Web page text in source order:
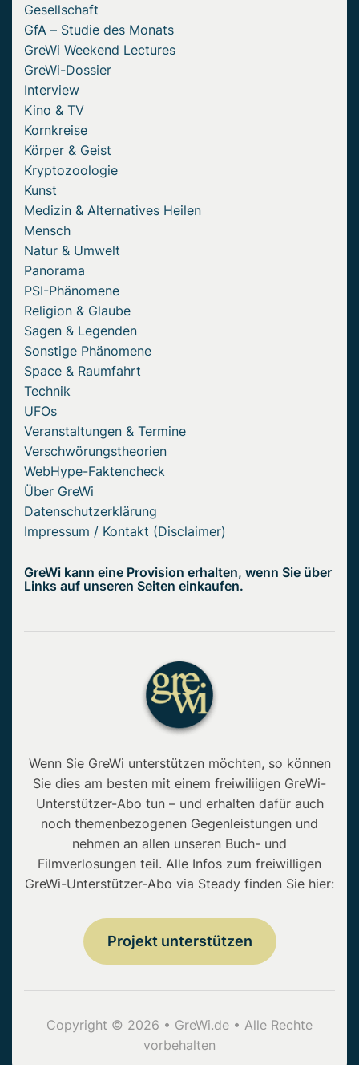
Gesellschaft
GfA – Studie des Monats
GreWi Weekend Lectures
GreWi-Dossier
Interview
Kino & TV
Kornkreise
Körper & Geist
Kryptozoologie
Kunst
Medizin & Alternatives Heilen
Mensch
Natur & Umwelt
Panorama
PSI-Phänomene
Religion & Glaube
Sagen & Legenden
Sonstige Phänomene
Space & Raumfahrt
Technik
UFOs
Veranstaltungen & Termine
Verschwörungstheorien
WebHype-Faktencheck
Über GreWi
Datenschutzerklärung
Impressum / Kontakt (Disclaimer)
GreWi kann eine Provision erhalten, wenn Sie über
Links auf unseren Seiten einkaufen.
Wenn Sie GreWi unterstützen möchten, so können
Sie dies am besten mit einem freiwiliigen GreWi-
Unterstützer-Abo tun – und erhalten dafür auch
noch themenbezogenen Gegenleistungen und
nehmen an allen unseren Buch- und
Filmverlosungen teil. Alle Infos zum freiwilligen
GreWi-Unterstützer-Abo via Steady finden Sie hier:
Projekt unterstützen
Copyright © 2026 • GreWi.de • Alle Rechte
vorbehalten